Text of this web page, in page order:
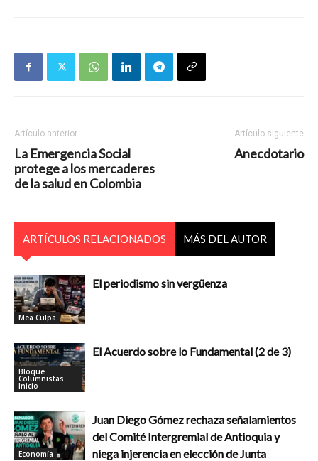
Artículo anterior
La Emergencia Social
protege a los mercaderes
de la salud en Colombia
Artículo siguiente
Anecdotario
ARTÍCULOS RELACIONADOS MÁS DEL AUTOR
Mea Culpa
El periodismo sin vergüenza
Bloque
Columnistas
Inicio
El Acuerdo sobre lo Fundamental (2 de 3)
Economía
Juan Diego Gómez rechaza señalamientos
del Comité Intergremial de Antioquia y
niega injerencia en elección de Junta